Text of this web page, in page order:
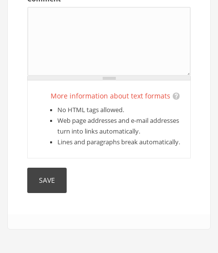
More information about text formats
No HTML tags allowed.
Web page addresses and e-mail addresses
turn into links automatically.
Lines and paragraphs break automatically.